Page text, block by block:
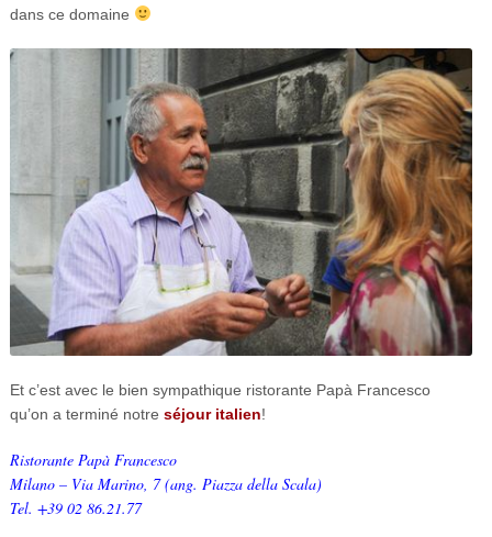
dans ce domaine
Et c’est avec le bien sympathique ristorante Papà Francesco
qu’on a terminé notre séjour italien!
Ristorante Papà Francesco
Milano – Via Marino, 7 (ang. Piazza della Scala)
Tel. +39 02 86.21.77